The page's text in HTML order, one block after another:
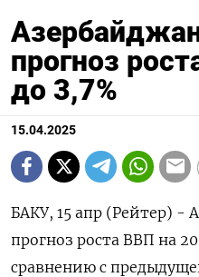
прогноз
до 3,7%
15.04.2025
БАКУ, 15 апр (Рейтер) -
прогноз роста ВВП на
сравнению с